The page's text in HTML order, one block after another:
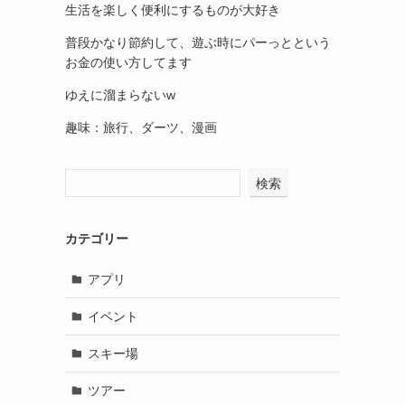
生活を楽しく便利にするものが大好き
普段かなり節約して、遊ぶ時にパーっとという
お金の使い方してます
ゆえに溜まらないw
趣味：旅行、ダーツ、漫画
検索
カテゴリー
アプリ
イベント
スキー場
ツアー